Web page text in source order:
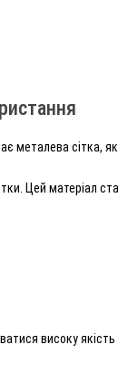
металева сітка,
Цей матеріал
високу якість